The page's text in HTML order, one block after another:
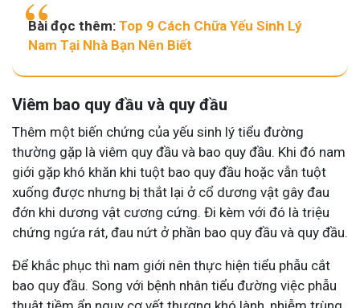
Bài đọc thêm: Top 9 Cách Chữa Yếu Sinh Lý
Nam Tại Nhà Bạn Nên Biết
Viêm bao quy đầu và quy đầu
Thêm một biến chứng của yếu sinh lý tiểu đường
thường gặp là viêm quy đầu và bao quy đầu. Khi đó nam
giới gặp khó khăn khi tuột bao quy đầu hoặc vẫn tuột
xuống được nhưng bị thắt lại ở cổ dương vật gây đau
đớn khi dương vật cương cứng. Đi kèm với đó là triệu
chứng ngứa rát, đau nứt ở phần bao quy đầu và quy đầu.
Để khắc phục thì nam giới nên thực hiện tiểu phẫu cắt
bao quy đầu. Song với bệnh nhân tiểu đường việc phẫu